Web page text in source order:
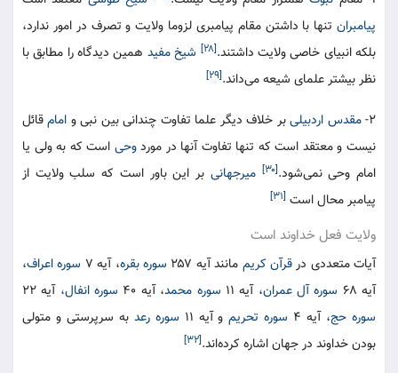
پیامبران تنها با داشتن مقام پیامبری لزوما ولایت و تصرف در امور ندارد،
بلکه انبیای خاصی ولایت داشتند.[۲۸] شیخ مفید همین دیدگاه را مطابق با
نظر بیشتر علمای شیعه می‌داند.[۲۹]
۲- مقدس اردبیلیبر خلاف دیگر علما تفاوت چندانی بین نبی و امامقائل
نیست و معتقد است که تنها تفاوت آنها در موردوحی است که به ولی یا
امام وحی نمی‌شود.[۳۰] میرجهانی بر این باور است که سلب ولایت از
پیامبر محال است [۳۱]
ولایت فعل خداوند است
آیات متعددی درقرآن کریم مانند آیه ۲۵۷ سوره بقره، آیه ۷ سوره اعراف،
آیه ۶۸
سوره آل عمران، آیه ۱۱ سوره محمد، آیه ۴۰ سوره انفال، آیه ۲۲
سوره حج، آیه ۴ سوره تحریمو آیه ۱۱ سوره رعد به سرپرستی و متولی
بودن خداوند در جهان اشاره‌ کرده‌اند.[۳۲]